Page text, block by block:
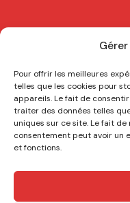
Pour offrir les meilleures
telles que les cookies pour
appareils. Le fait de
traiter des données telles
uniques sur ce site. Le fait
consentement peut avoir un
et fonctions.
Copyright ©
Dératisation à Epernay
blattes à Reims
Blattes à Châlons-